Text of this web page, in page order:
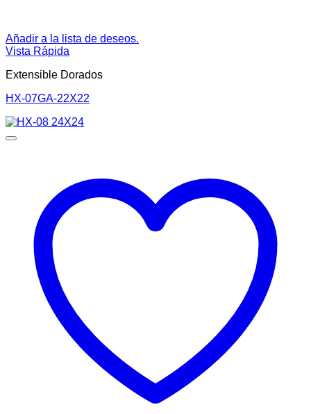
Añadir a la lista de deseos.
Vista Rápida
Extensible Dorados
HX-07GA-22X22